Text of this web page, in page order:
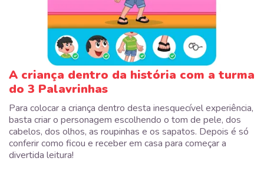
A criança dentro da história com a turma
do 3 Palavrinhas
Para colocar a criança dentro desta inesquecível experiência,
basta criar o personagem escolhendo o tom de pele, dos
cabelos, dos olhos, as roupinhas e os sapatos. Depois é só
conferir como ficou e receber em casa para começar a
divertida leitura!